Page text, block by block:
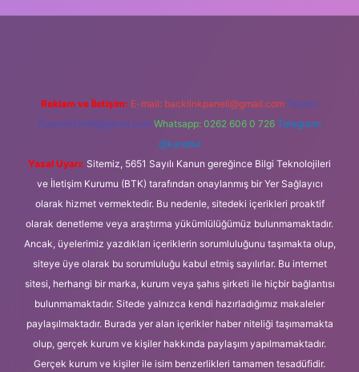
Reklam ve İletişim: E-mail: backlinkpaneli@gmail.com Teams:
forumhizmeti@gmail.com Whatsapp: 0262 606 0 726 Telegram:
@karabul
Yasal Uyarı: Sitemiz, 5651 Sayılı Kanun gereğince Bilgi Teknolojileri
ve İletişim Kurumu (BTK) tarafından onaylanmış bir Yer Sağlayıcı
olarak hizmet vermektedir. Bu nedenle, sitedeki içerikleri proaktif
olarak denetleme veya araştırma yükümlülüğümüz bulunmamaktadır.
Ancak, üyelerimiz yazdıkları içeriklerin sorumluluğunu taşımakta olup,
siteye üye olarak bu sorumluluğu kabul etmiş sayılırlar. Bu internet
sitesi, herhangi bir marka, kurum veya şahıs şirketi ile hiçbir bağlantısı
bulunmamaktadır. Sitede yalnızca kendi hazırladığımız makaleler
paylaşılmaktadır. Burada yer alan içerikler haber niteliği taşımamakta
olup, gerçek kurum ve kişiler hakkında paylaşım yapılmamaktadır.
Gerçek kurum ve kişiler ile isim benzerlikleri tamamen tesadüfidir.